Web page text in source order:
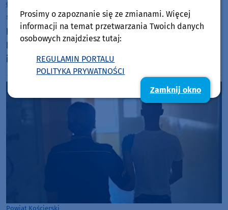
Gmina Chojnice
sobota, 8 sierpnia 2026, 09:03
Dziś (8.08) w Charzykowach ostatni dzień
Festiwalu Piosenki Żeglarskiej. Wystąpią między
innymi Chór Zawisza Czarny oraz Perły i Łotry
Powiat Kościerski
Prosimy o zapoznanie się ze zmianami. Więcej
informacji na temat przetwarzania Twoich danych
osobowych znajdziesz tutaj:
REGULAMIN PORTALU
POLITYKA PRYWATNOŚCI
Zamknij okno